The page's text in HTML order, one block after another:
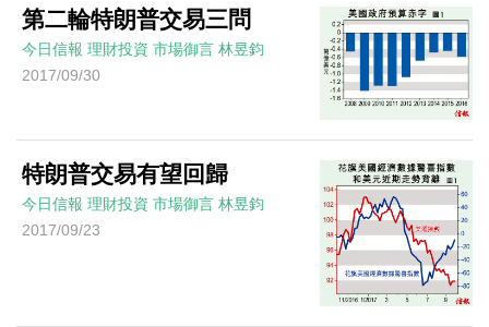
第二輪特朗普交易三問
今日信報 理財投資 市場御言 林昱鈞
2017/09/30
特朗普交易有望回歸
今日信報 理財投資 市場御言 林昱鈞
2017/09/23